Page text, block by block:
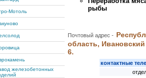
Мотоль
железобетонных
рыбы
Почтовый адрес -
область,
6.
контактные